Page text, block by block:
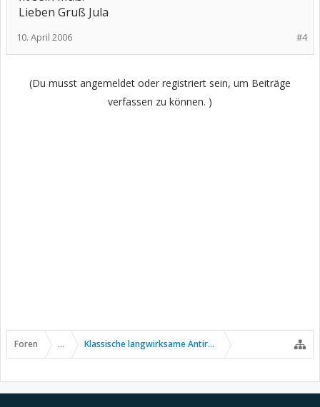
Lieben Gruß Jula
#4
10. April 2006
(Du musst angemeldet oder registriert sein, um Beiträge
verfassen zu können. )
Foren ... Klassische langwirksame Antirheumatika